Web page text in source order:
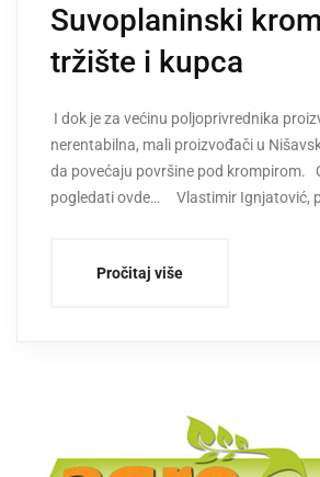
Suvoplaninski
tržište i kupca
I dok je za većinu poljoprivrednika
nerentabilna, mali proizvođači u
da povećaju površine pod krompirom.
pogledati ovde… Vlastimir Ignjatović,
Pročitaj više